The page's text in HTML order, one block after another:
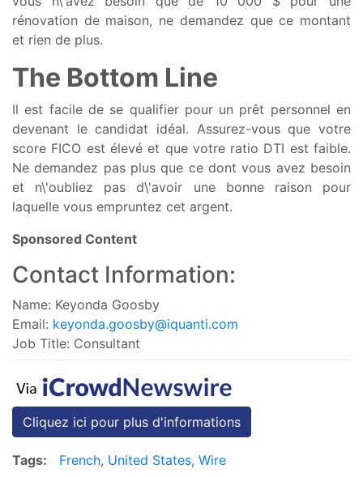
rénovation de maison, ne demandez que ce montant
et rien de plus.
The Bottom Line
Il est facile de se qualifier pour un prêt personnel en
devenant le candidat idéal. Assurez-vous que votre
score FICO est élevé et que votre ratio DTI est faible.
Ne demandez pas plus que ce dont vous avez besoin
et n\'oubliez pas d\'avoir une bonne raison pour
laquelle vous empruntez cet argent.
Sponsored Content
Contact Information:
Name: Keyonda Goosby
Email: keyonda.goosby@iquanti.com
Job Title: Consultant
Cliquez ici pour plus d'informations
Tags: French, United States, Wire